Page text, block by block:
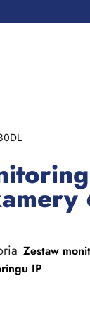
Zestaw
IP